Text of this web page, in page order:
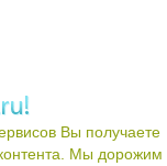
Вы получаете
Мы дорожим